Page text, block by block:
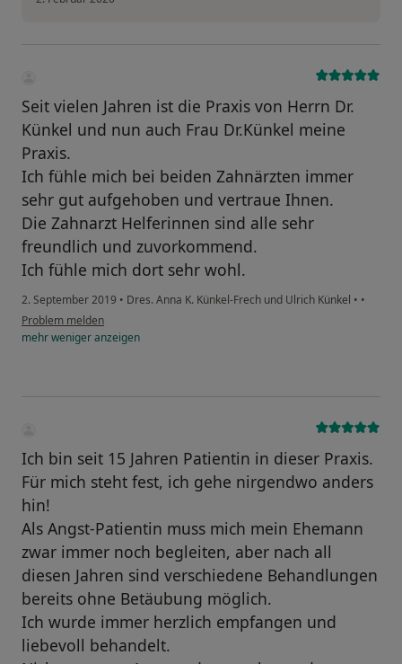
Seit vielen Jahren ist die Praxis von Herrn Dr.
Künkel und nun auch Frau Dr.Künkel meine
Praxis.
Ich fühle mich bei beiden Zahnärzten immer
sehr gut aufgehoben und vertraue Ihnen.
Die Zahnarzt Helferinnen sind alle sehr
freundlich und zuvorkommend.
Ich fühle mich dort sehr wohl.
2. September 2019 • Dres. Anna K. Künkel-Frech und Ulrich Künkel • •
Problem melden
mehrwenigeranzeigen
Ich bin seit 15 Jahren Patientin in dieser Praxis.
Für mich steht fest, ich gehe nirgendwo anders
hin!
Als Angst-Patientin muss mich mein Ehemann
zwar immer noch begleiten, aber nach all
diesen Jahren sind verschiedene Behandlungen
bereits ohne Betäubung möglich.
Ich wurde immer herzlich empfangen und
liebevoll behandelt.